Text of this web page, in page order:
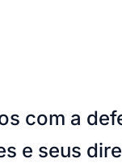
com a
e seus